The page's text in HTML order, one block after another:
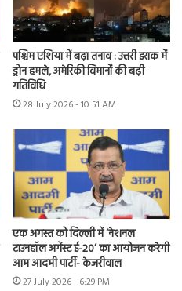
पश्चिम एशिया में बढ़ा तनाव : उत्तरी इराक में
ड्रोन हमले, अमेरिकी विमानों की बढ़ी
गतिविधि
28 July 2026 - 10:51 AM
एक अगस्त को दिल्ली में ‘नेशनल
टाउनहॉल अगेंस्ट ई-20’ का आयोजन करेगी
आम आदमी पार्टी- केजरीवाल
27 July 2026 - 6:29 PM